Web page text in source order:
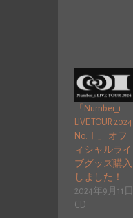
「Number_i
LIVE TOUR 2024
No.Ⅰ」 オフ
ィシャルライ
ブグッズ購入
しました！
2024年9月11日
CD